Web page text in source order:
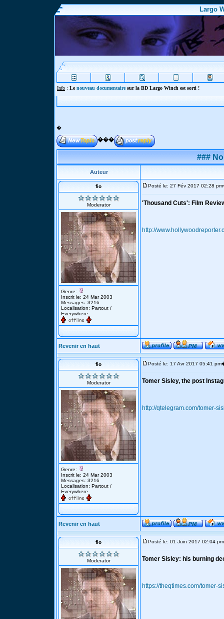
Largo
In
�
���
###
Auteur
fio
Moderator
Genre:
Inscrit le: 24 Mar 2003
Messages: 3216
Localisation: Partout /
Everywhere
Posté le: 27 Fév 2017 02:28 pm
'Thousand Cuts': Film
http://
Revenir en haut
fio
Moderator
Genre:
Inscrit le: 24 Mar 2003
Messages: 3216
Localisation: Partout /
Everywhere
Posté le: 17 Avr 2017 05:41 pm
Tomer Sisley, the post
http://qtelegram.com/tomer-
Revenir en haut
fio
Moderator
Posté le: 01 Juin 2017 02:04 pm
Tomer Sisley: his burning
https://theqtimes.com/tomer-